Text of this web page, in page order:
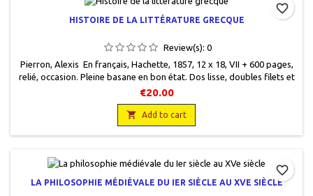
HISTOIRE DE LA LITTÉRATURE GRECQUE
Review(s): 0
Pierron, Alexis En français, Hachette, 1857, 12 x 18, VII + 600 pages,
relié, occasion. Pleine basane en bon état. Dos lisse, doubles filets et
fer décoratif intercalé, pièce de titre en cuir vert titre, filets et fers
gravés or, plats frottés. Pages de garde en papier à la cuve. Papier
intérieur avec de nombreuses rousseurs, annotations au crayon à...
€20.00
 Add to cart
favorite_border
LA PHILOSOPHIE MÉDIÉVALE DU IER SIÈCLE AU XVE SIÈCLE
favorite_border